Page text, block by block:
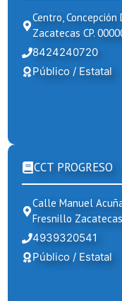
Centro, Concepción
Zacatecas CP.
8424240720
Público / Estatal
CCT PROGRESO
Calle Manuel
Fresnillo Zacatecas
4939320541
Público / Estatal